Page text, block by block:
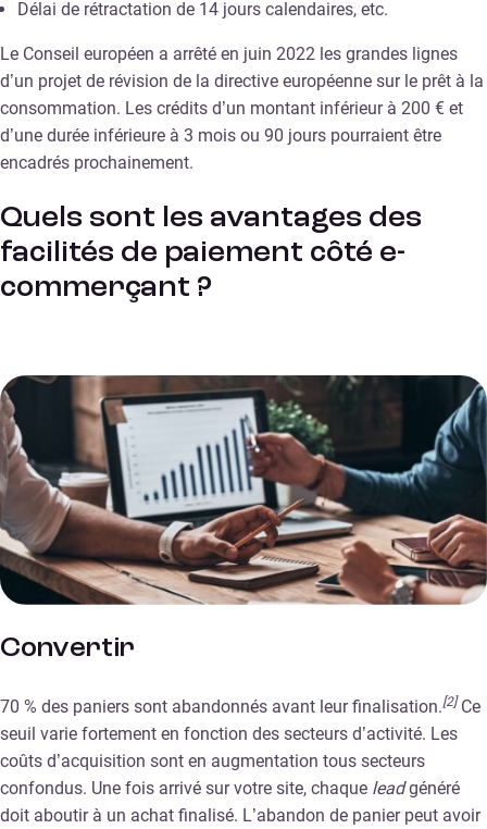
Délai de rétractation de 14 jours calendaires, etc.
Le Conseil européen a arrêté en juin 2022 les grandes lignes
d’un projet de révision de la directive européenne sur le prêt à la
consommation. Les crédits d’un montant inférieur à 200 € et
d’une durée inférieure à 3 mois ou 90 jours pourraient être
encadrés prochainement.
Quels sont les avantages des
facilités de paiement côté e-
commerçant ?
Convertir
70 % des paniers sont abandonnés avant leur finalisation.[2] Ce
seuil varie fortement en fonction des secteurs d’activité. Les
coûts d’acquisition sont en augmentation tous secteurs
confondus. Une fois arrivé sur votre site, chaque leadgénéré
doit aboutir à un achat finalisé. L’abandon de panier peut avoir